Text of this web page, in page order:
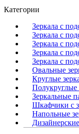
Категории
Зеркала с
Зеркала с
Зеркала с
Зеркала с
Зеркала с
Овальные
Круглые
Полукруглые
Зеркальные
Шкафчики с
Напольные